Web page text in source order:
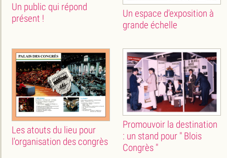
Un public qui répond
présent !
Un espace d'exposition à
grande échelle
Les atouts du lieu pour
l'organisation des congrès
Promouvoir la destination
: un stand pour " Blois
Congrès "